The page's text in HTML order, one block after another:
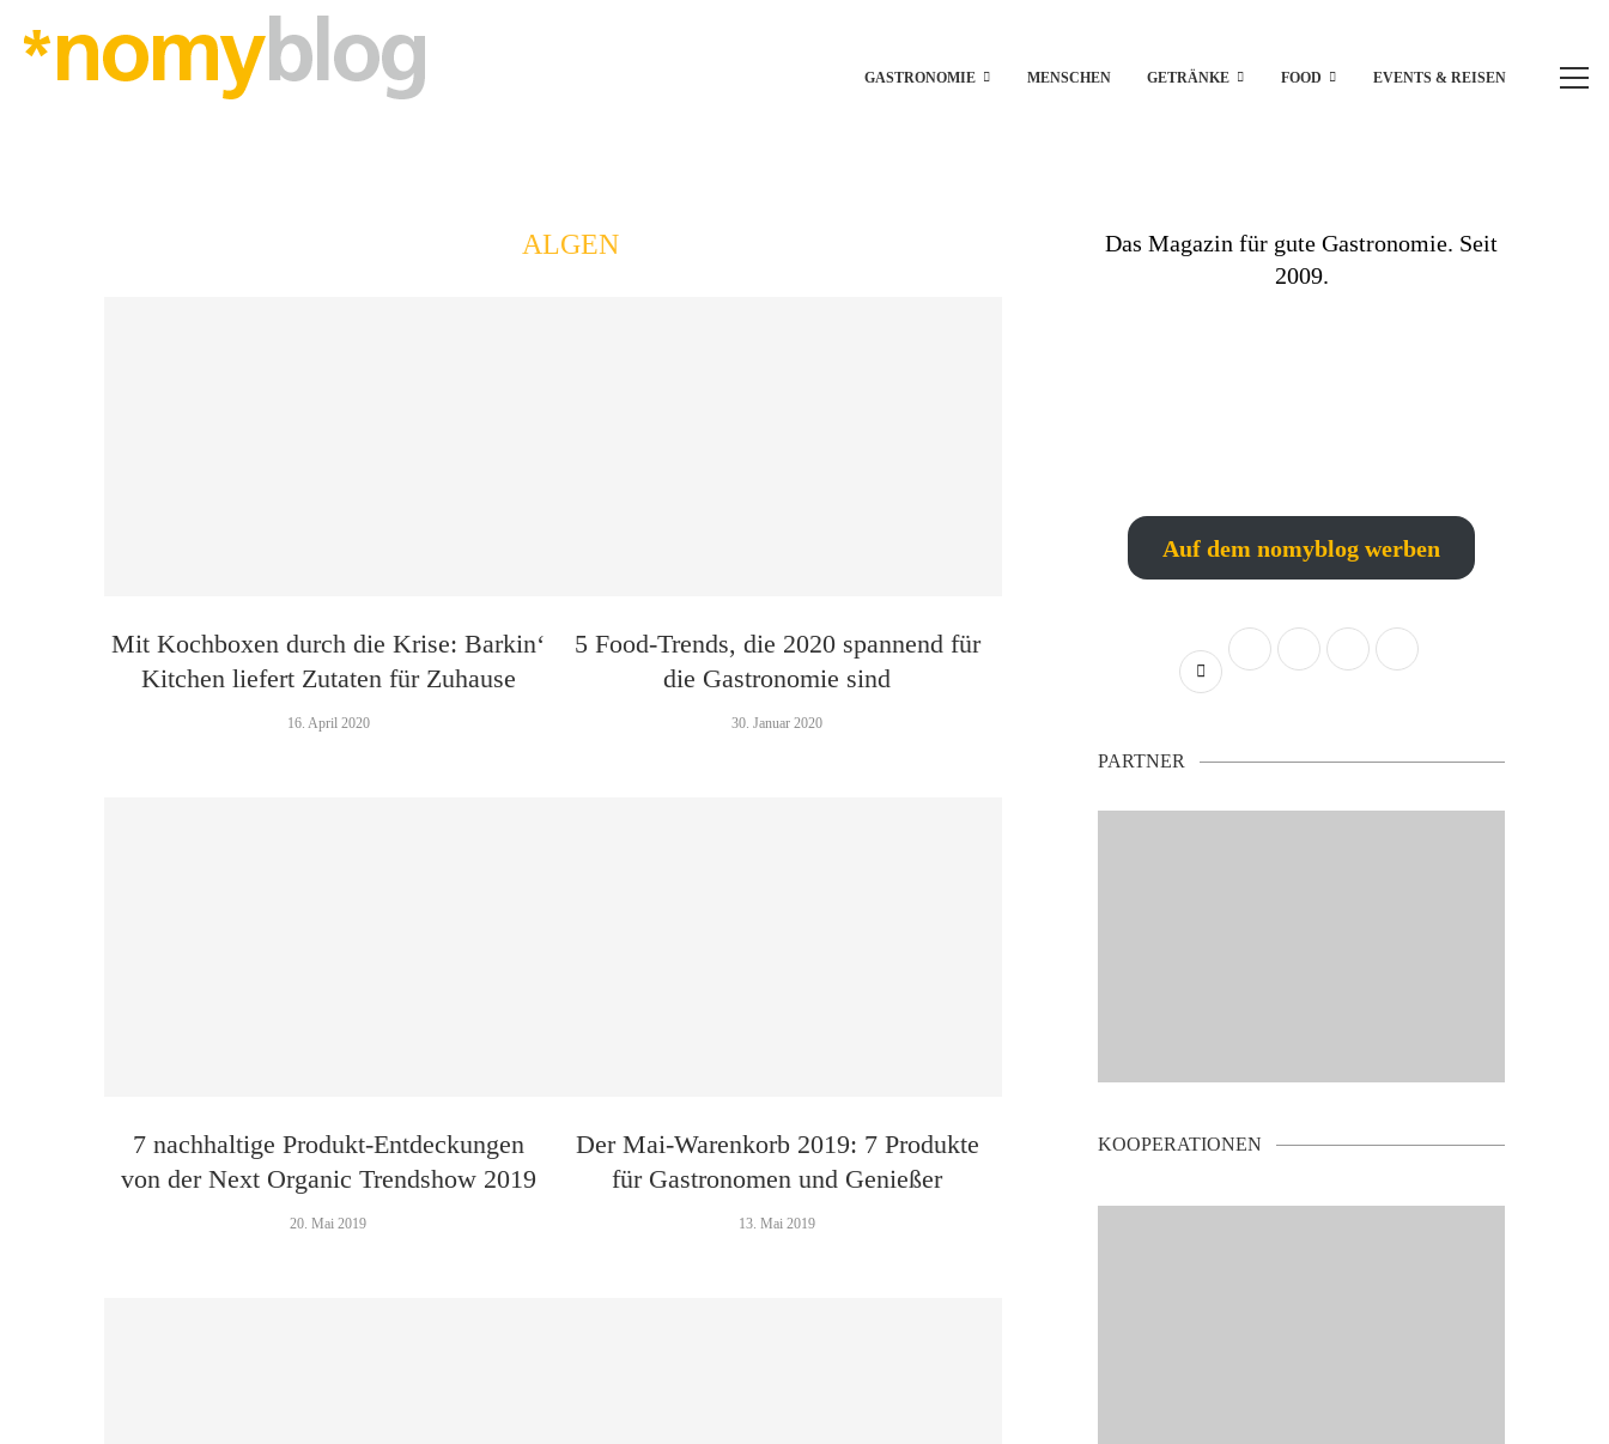
GASTRONOMIE MENSCHEN GETRÄNKE FOOD EVENTS & REISEN
ALGEN
Mit Kochboxen durch die Krise: Barkin‘
Kitchen liefert Zutaten für Zuhause
16. April 2020
5 Food-Trends, die 2020 spannend für
die Gastronomie sind
30. Januar 2020
7 nachhaltige Produkt-Entdeckungen
von der Next Organic Trendshow 2019
20. Mai 2019
Der Mai-Warenkorb 2019: 7 Produkte
für Gastronomen und Genießer
13. Mai 2019
Das Magazin für gute Gastronomie. Seit
2009.
Auf dem nomyblog werben
PARTNER
KOOPERATIONEN